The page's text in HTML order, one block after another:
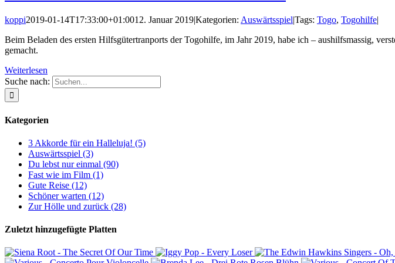
koppi2019-01-14T17:33:00+01:0012. Januar 2019|Kategorien: Auswärtsspiel|Tags: Togo, Togohilfe|
Beim Beladen des ersten Hilfsgütertranports der Togohilfe, im Jahr 2019, habe ich – aushilfsmassig,
gemacht.
Weiterlesen
Suche nach:
Kategorien
3 Akkorde für ein Halleluja! (5)
Auswärtsspiel (3)
Du lebst nur einmal (90)
Fast wie im Film (1)
Gute Reise (12)
Schöner warten (12)
Zur Hölle und zurück (28)
Zuletzt hinzugefügte Platten